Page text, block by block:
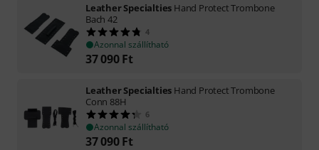
Leather Specialties Hand Protect Trombone
Bach 42
4
Azonnal szállítható
37 090 Ft
Leather Specialties Hand Protect Trombone
Conn 88H
6
Azonnal szállítható
37 090 Ft